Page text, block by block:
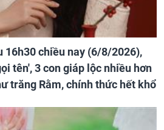
16h30 chiều nay (6/8/2026),
tên', 3 con giáp lộc nhiều hơn
trăng Rằm, chính thức hết khổ